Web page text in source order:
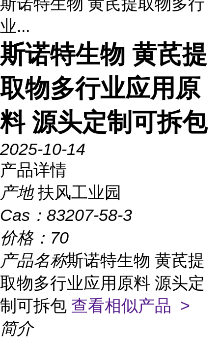
业...
斯诺特生物 黄芪提
取物多行业应用原
料 源头定制可拆包
2025-10-14
产品详情
产地 扶风工业园
Cas： 83207-58-3
价格： 70
产品名称斯诺特生物 黄芪提
取物多行业应用原料 源头定
制可拆包 查看相似产品 >
简介